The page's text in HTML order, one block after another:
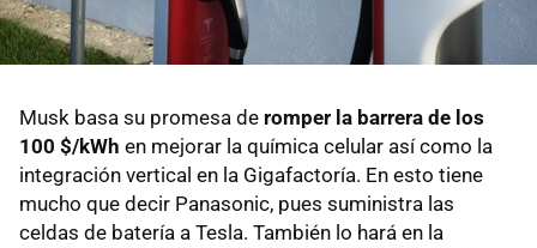
Musk basa su promesa de romper la barrera de los
100 $/kWh en mejorar la química celular así como la
integración vertical en la Gigafactoría. En esto tiene
mucho que decir Panasonic, pues suministra las
celdas de batería a Tesla. También lo hará en la